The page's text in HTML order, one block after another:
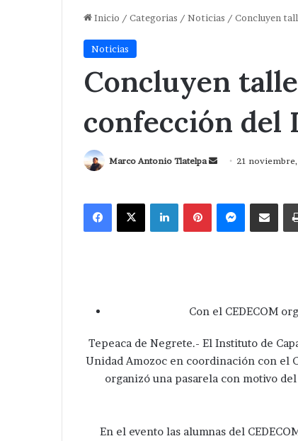
Inicio / Categorias / Noticias / Concluyen
Noticias
Concluyen
confección del
Marco Antonio Tlatelpa
Send 21 noviembre,
Facebook
X LinkedInPinterestMessenger
Compartir
Con el CEDECOM
Tepeaca de Negrete.- El Instituto de
Unidad Amozoc en coordinación con el
organizó una pasarela con motivo
En el evento las alumnas del